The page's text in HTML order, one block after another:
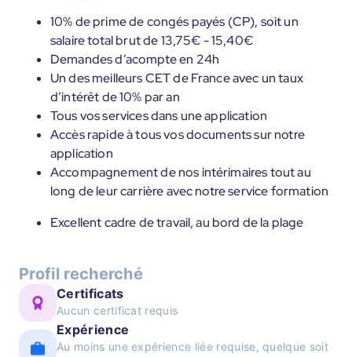
10% de prime de congés payés (CP), soit un
salaire total brut de 13,75€ - 15,40€
Demandes d’acompte en 24h
Un des meilleurs CET de France avec un taux
d’intérêt de 10% par an
Tous vos services dans une application
Accès rapide à tous vos documents sur notre
application
Accompagnement de nos intérimaires tout au
long de leur carrière avec notre service formation
Excellent cadre de travail, au bord de la plage
Profil recherché
Certificats
Aucun certificat requis
Expérience
Au moins une expérience liée requise, quelque soit